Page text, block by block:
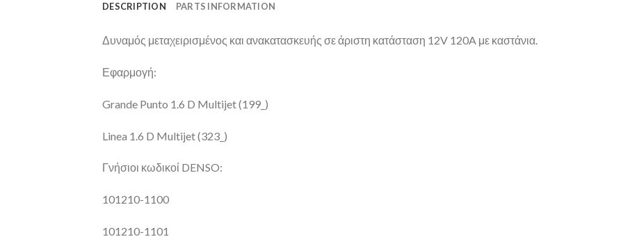
DESCRIPTION PARTS INFORMATION
Δυναμός μεταχειρισμένος και ανακατασκευής σε άριστη κατάσταση 12V 120A με καστάνια.
Εφαρμογή:
Grande Punto 1.6 D Multijet (199_)
Linea 1.6 D Multijet (323_)
Γνήσιοι κωδικοί DENSO:
101210-1100
101210-1101